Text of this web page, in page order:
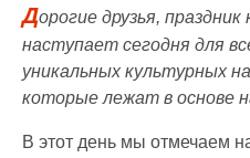
Дорогие друзья,
наступает сегодня для
уникальных культурных
которые лежат в основе
В этот день мы отмечаем